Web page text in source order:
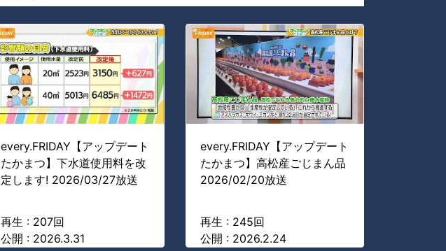
every.FRIDAY【アップデート
たかまつ】下水道使用料を改
定します! 2026/03/27放送
再生 : 207回
公開 : 2026.3.31
every.FRIDAY【アップデート
たかまつ】高松産ごじまん品
2026/02/20放送
再生 : 245回
公開 : 2026.2.24